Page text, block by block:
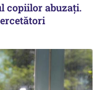
copiilor abuzați.